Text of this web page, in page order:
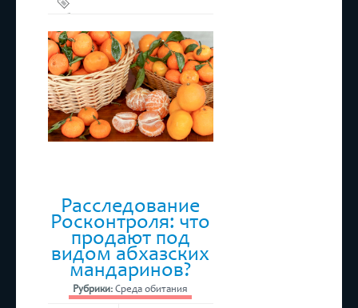
Абхазские
мандарины,
Мандарины
Расследование
Росконтроля: что
продают под
видом абхазских
мандаринов?
Рубрики: Среда обитания